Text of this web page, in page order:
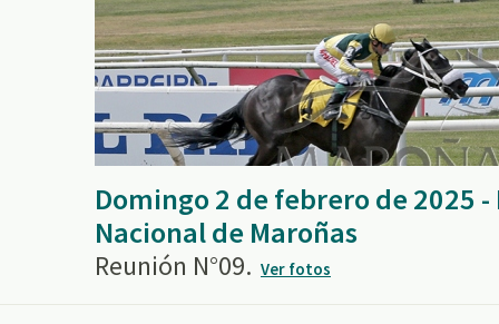
Domingo 2 de febrero de 2025
Nacional de Maroñas
Reunión N°09. Ver fotos